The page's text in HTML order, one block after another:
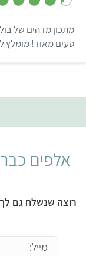
מתכון מדהים של
טעים מאוד! מומלץ
אלפים
רוצה שנשלח גם לך